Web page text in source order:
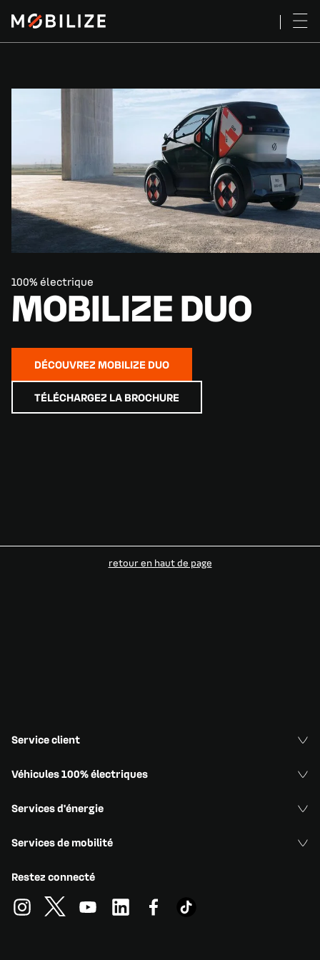
100% électrique
MOBILIZE DUO
DÉCOUVREZ MOBILIZE DUO
TÉLÉCHARGEZ LA BROCHURE
retour en haut de page​
Service client
Véhicules 100% électriques
Services d'énergie
Services de mobilité
Restez connecté